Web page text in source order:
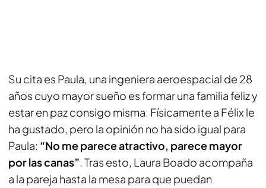
Su cita es Paula, una ingeniera aeroespacial de 28
años cuyo mayor sueño es formar una familia feliz y
estar en paz consigo misma. Físicamente a Félix le
ha gustado, pero la opinión no ha sido igual para
Paula: “No me parece atractivo, parece mayor
por las canas”. Tras esto, Laura Boado acompaña
a la pareja hasta la mesa para que puedan